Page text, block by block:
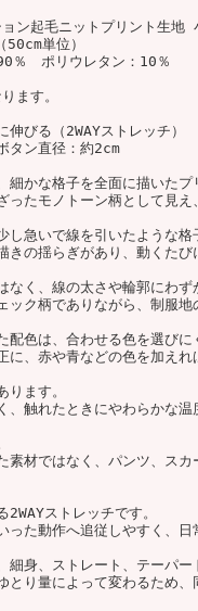
ョン起毛ニットプリント生
単位）
％ ポリウレタン：10％
ます。
伸びる（2WAYストレッチ）
タン直径：約2cm
細かな格子を全面に描いたプ
ったモノトーン柄として見え
し急いで線を引いたような格
きの揺らぎがあり、動くたび
なく、線の太さや輪郭にわず
ック柄でありながら、制服地
配色は、合わせる色を選びに
に、赤や青などの色を加えれ
ります。
、触れたときにやわらかな温
素材ではなく、パンツ、ス
ストレッチです。
った動作へ追従しやすく、日
細身、ストレート、テーパー
とり量によって変わるため